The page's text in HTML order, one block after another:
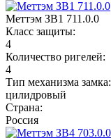
Меттэм ЗВ1 711.0.0
Класс защиты:
4
Количество ригелей:
4
Тип механизма замка:
цилидровый
Страна:
Россия